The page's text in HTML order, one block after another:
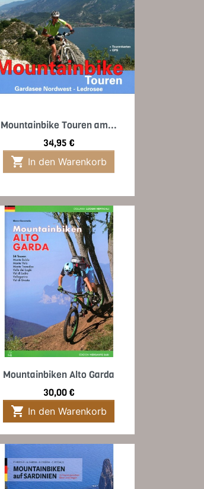
 Vorschau
Mountainbike Touren am...
Preis
34,95 €
 In den Warenkorb
Vorschau
Mountainbiken Alto Garda
Preis
30,00 €
 In den Warenkorb